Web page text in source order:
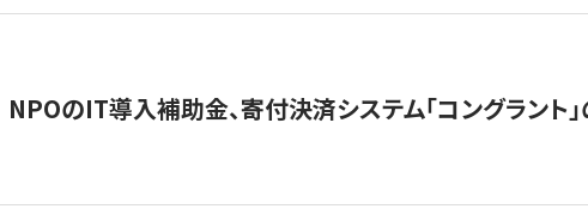
NPOのIT導入補助金、寄付決済システム「コングラント